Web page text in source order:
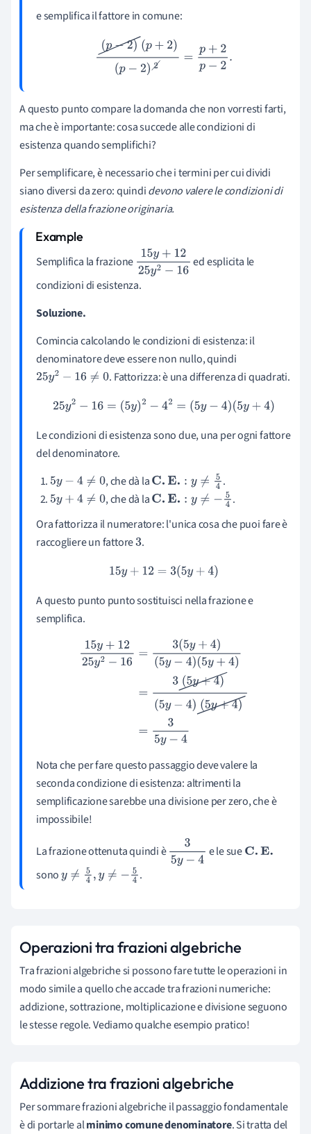
e semplifica il fattore in comune:
(p−2)(p +2)(p− 2)2 2p−2 .
A questo punto compare la domanda che non vorresti farti,
ma che è importante: cosa succede alle condizioni di
esistenza quando semplifichi?
Per semplificare, è necessario che i termini per cui dividi
siano diversi da zero: quindidevono valere le condizioni di
esistenza della frazione originaria.
Semplifica la frazione 15y+1225y2
−
16
ed esplicita le
condizioni di esistenza.
Soluzione.
Comincia calcolando le condizioni di esistenza: il
denominatore deve essere non nullo, quindi
25y2− 16 ≠0
. Fattorizza: è una differenza di quadrati.
25 y2− 16=(5y )2−42 =(5 y−4)(5y +4)
Le condizioni di esistenza sono due, una per ogni fattore
del denominatore.
5y− 4≠ 0 , che dà laC.E .:y≠ 54
.
5y+4≠ 0 , che dà laC.E .:y≠ −54
.
Ora fattorizza il numeratore: l'unica cosa che puoi fare è
raccogliere un fattore3.
15 y+12=3(5y+4)
A questo punto punto sostituisci nella frazione e
semplifica.
25y2−16 =3 y+ −4)(5y+4 )=3
4)=35y −4
Nota che per fare questo passaggio deve valere la
seconda condizione di esistenza: altrimenti la
semplificazione sarebbe una divisione per zero, che è
impossibile!
La frazione ottenuta quindi è35y−4 e le sueC.E.
sonoy≠54 y≠−5 4 .
Operazioni tra frazioni algebriche
Tra frazioni algebriche si possono fare tutte le operazioni in
modo simile a quello che accade tra frazioni numeriche:
addizione, sottrazione, moltiplicazione e divisione seguono
le stesse regole. Vediamo qualche esempio pratico!
Addizione tra frazioni algebriche
Per sommare frazioni algebriche il passaggio fondamentale
è di portarle alminimo comune denominatore. Si tratta del